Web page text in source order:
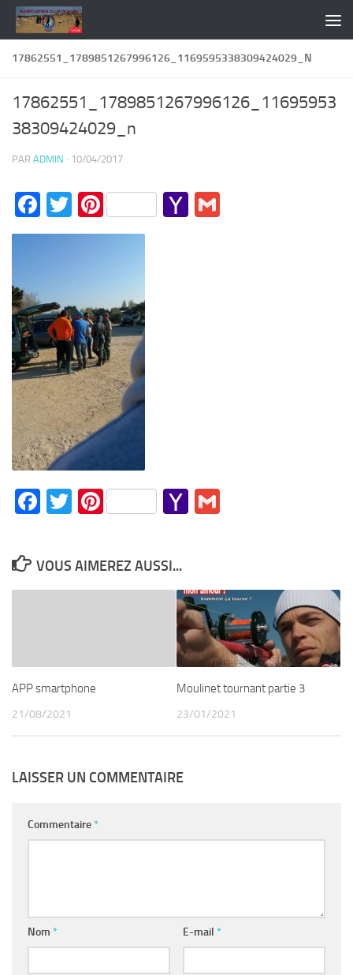
Skip to content
17862551_1789851267996126_1169595338309424029_N
17862551_1789851267996126_11695953
38309424029_n
PAR ADMIN · 10/04/2017
Facebook
TwitterPinterestYahoo
Facebook
TwitterPinterestYahoo
VOUS AIMEREZ AUSSI...
APP smartphone
21/08/2021
Moulinet tournant partie 3
23/01/2021
LAISSER UN COMMENTAIRE
Commentaire *
Nom * E-mail *